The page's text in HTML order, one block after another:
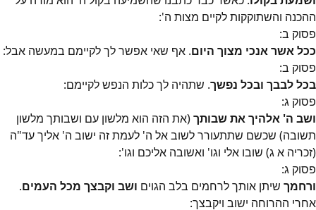
ההכנה והשתוקקות לקיים מצות ה':
פסוק ב:
ככל אשר אנכי מצוך היום. אף שאי אפשר לך לקיימם במעשה אבל:
פסוק ב:
בכל לבבך ובכל נפשך. שתהיה לך כלות הנפש לקיימם:
פסוק ג:
ושב ה' אלהיך את שבותך(את הזה הוא מלשון עם ושבותך מלשון
תשובה) שכשם שתתעורר לשוב אל ה' לעמת זה ישוב ה' אליך עד"ה
(זכריה א ג) שובו אלי וגו' ואשובה אליכם וגו':
פסוק ג:
ורחמך שיתן אותך לרחמים בלב הגוים ושב וקבצך מכל העמים.
אחרי ההרוחה ישוב ויקבצך: